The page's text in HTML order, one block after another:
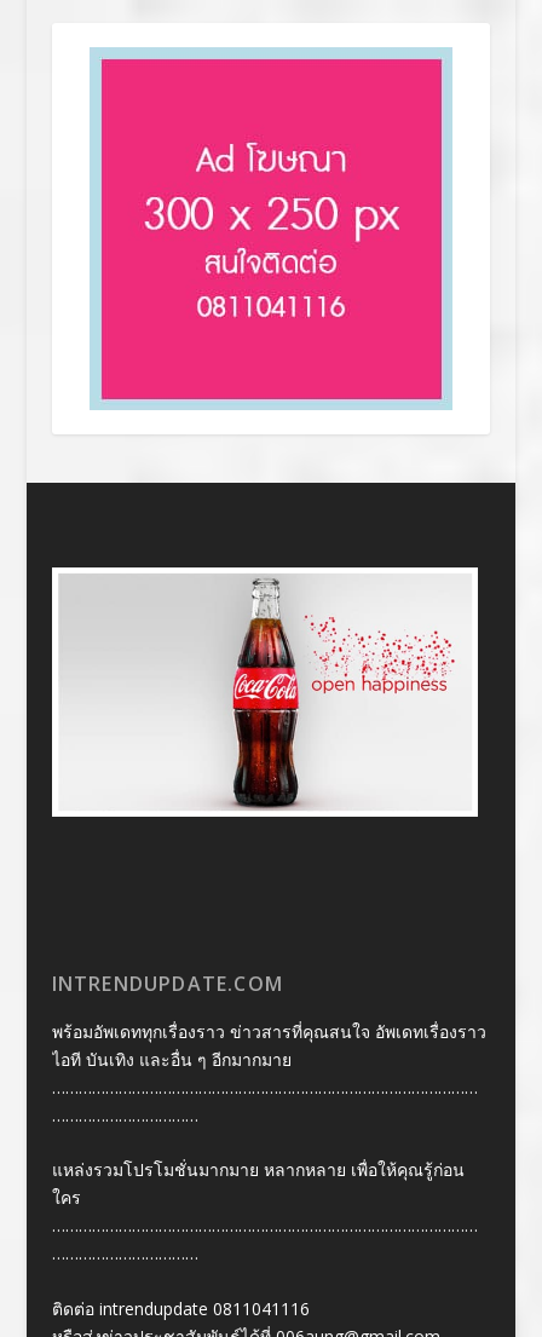
INTRENDUPDATE.COM
พร้อมอัพเดททุกเรื่องราว ข่าวสารที่คุณสนใจ อัพเดทเรื่องราว
ไอที บันเทิง และอื่น ๆ อีกมากมาย
……………………………………………………………………………………
……………………………
แหล่งรวมโปรโมชั่นมากมาย หลากหลาย เพื่อให้คุณรู้ก่อน
ใคร
……………………………………………………………………………………
……………………………
ติดต่อ intrendupdate 0811041116